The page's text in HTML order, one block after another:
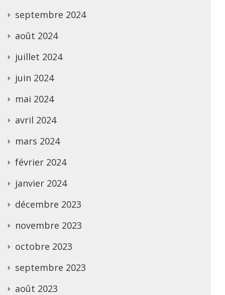
septembre 2024
août 2024
juillet 2024
juin 2024
mai 2024
avril 2024
mars 2024
février 2024
janvier 2024
décembre 2023
novembre 2023
octobre 2023
septembre 2023
août 2023